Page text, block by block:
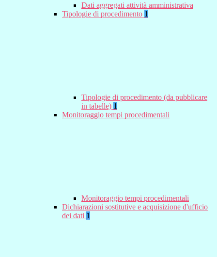
Dati aggregati attività amministrativa
Tipologie di procedimento 1
Tipologie di procedimento (da pubblicare
in tabelle) 1
Monitoraggio tempi procedimentali
Monitoraggio tempi procedimentali
Dichiarazioni sostitutive e acquisizione d'ufficio
dei dati 1